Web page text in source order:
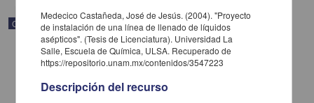
Correspondencia postal
Medecico Castañeda, José de Jesús. (2004). "Proyecto
de instalación de una línea de llenado de líquidos
asépticos". (Tesis de Licenciatura). Universidad La
Salle, Escuela de Química, ULSA. Recuperado de
https://repositorio.unam.mx/contenidos/3547223
Descripción del recurso